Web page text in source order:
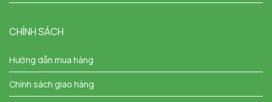
CHÍNH SÁCH
Hướng dẫn mua hàng
Chính sách giao hàng